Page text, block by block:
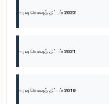
வரவு செலவுத் திட்டம் 2022
வரவு செலவுத் திட்டம் 2021
வரவு செலவுத் திட்டம் 2019